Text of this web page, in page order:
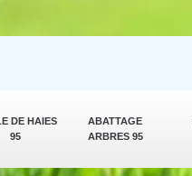
DE HAIES
95
ABATTAGE
ARBRES 95